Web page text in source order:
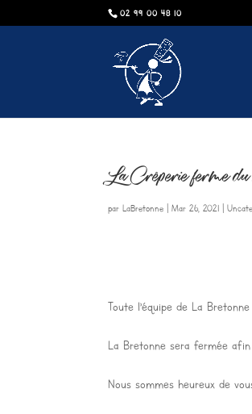
02 99 00 48 10
La Crêperie ferme
parLaBretonne |Mar 26, 2021 |
Toute l’équipe de La
La Bretonne sera fermée
Nous sommes heureux de